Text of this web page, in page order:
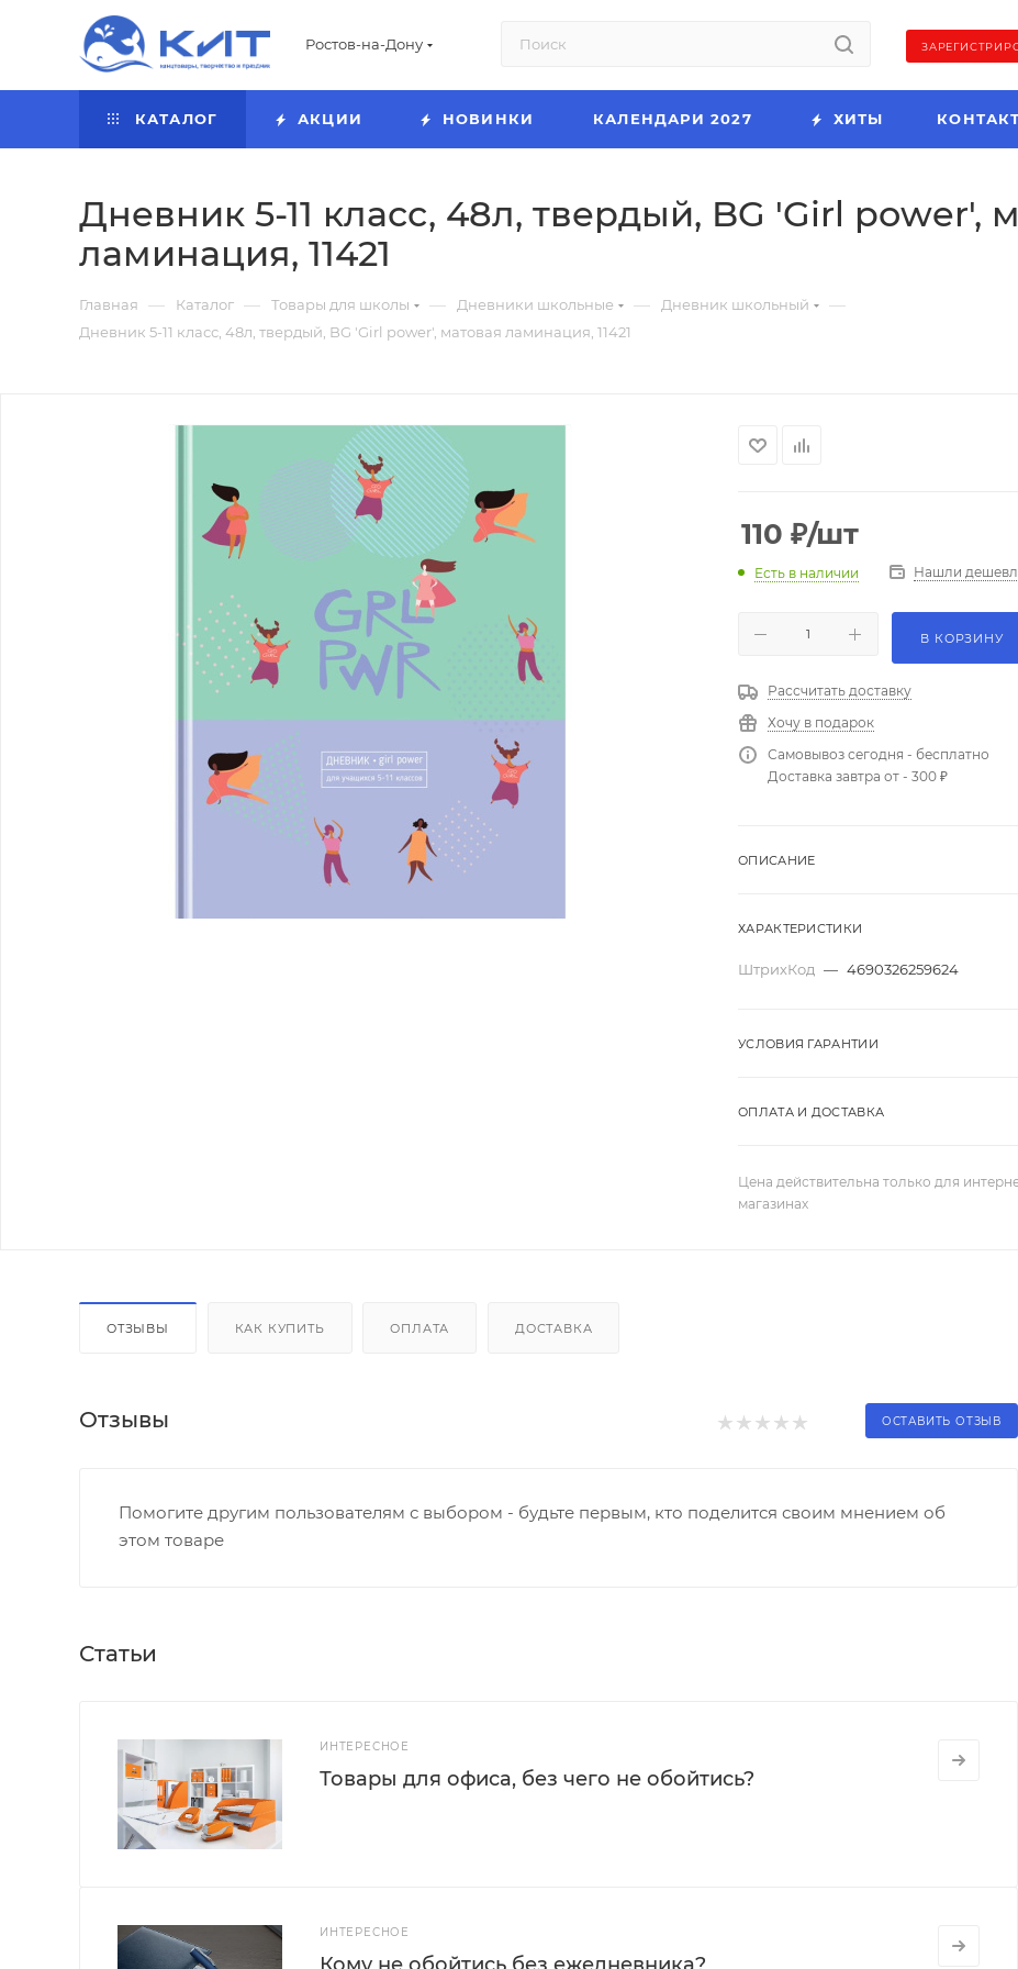
Ростов-на-Дону
КАТАЛОГ АКЦИИ НОВИНКИ КАЛЕНДАРИ 2027 ХИТЫ
Дневник 5-11 класс, 48л, твердый, BG 'Girl power',
ламинация, 11421
Главная — Каталог — Товары для школы — Дневники школьные — Дневник школьный —
Дневник 5-11 класс, 48л, твердый, BG 'Girl power', матовая ламинация, 11421
110 ₽/шт
Есть в наличии Нашли
В КОРЗИНУ
Рассчитать доставку
Хочу в подарок
Самовывоз сегодня - бесплатно
Доставка завтра от - 300 ₽
ОПИСАНИЕ
ХАРАКТЕРИСТИКИ
ШтрихКод — 4690326259624
УСЛОВИЯ ГАРАНТИИ
ОПЛАТА И ДОСТАВКА
Цена действительна только для
магазинах
ОТЗЫВЫ КАК КУПИТЬ ОПЛАТА ДОСТАВКА
Отзывы ОСТАВИТЬ ОТЗЫВ
Помогите другим пользователям с выбором - будьте первым, кто поделится своим мнением об
этом товаре
Статьи
ИНТЕРЕСНОЕ
Товары для офиса, без чего не обойтись?
ИНТЕРЕСНОЕ